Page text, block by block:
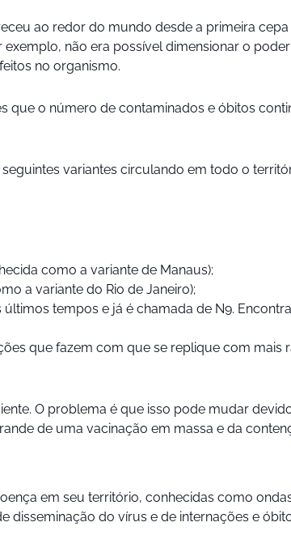
ao redor do mundo desde a primeira
não era possível dimensionar o
no organismo.
que o número de contaminados e óbitos
seguintes variantes circulando em todo o
como a variante de Manaus);
a variante do Rio de Janeiro);
tempos e já é chamada de N9.
que fazem com que se replique com mais
O problema é que isso pode mudar
de uma vacinação em massa e da
em seu território, conhecidas como
disseminação do vírus e de internações e